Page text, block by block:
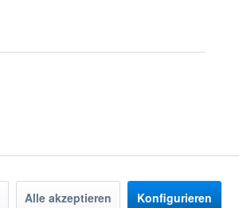
Alle akzeptieren Konfigurieren